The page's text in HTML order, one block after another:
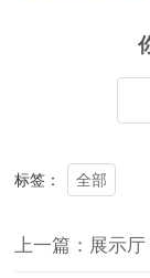
标签： 全部
上一篇：展示厅